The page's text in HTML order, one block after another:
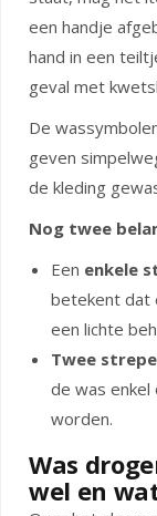
een handje
hand in een
geval met
De
geven
de kleding
Nog twee
Een enkele
betekent dat
een lichte
Twee
de was enkel
worden.
Was
wel en